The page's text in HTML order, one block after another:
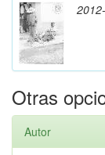
Otras
Autor